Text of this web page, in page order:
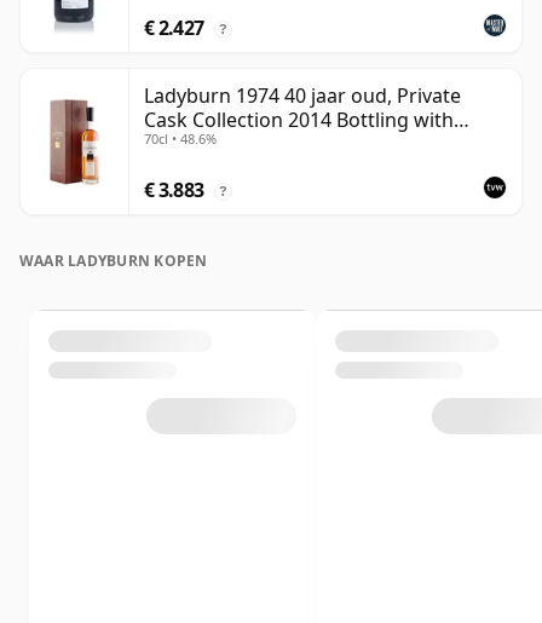
€ 2.427 ?
Ladyburn 1974 40 jaar oud, Private
Cask Collection 2014 Bottling with
Presentation Case
70cl • 48.6%
€ 3.883 ?
WAAR LADYBURN KOPEN